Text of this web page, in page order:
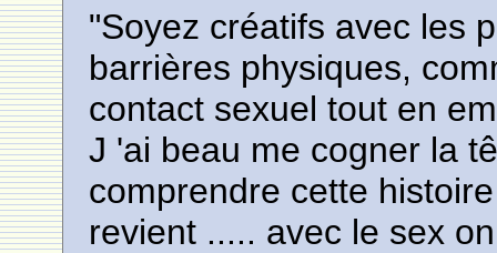
"Soyez créatifs avec les
barrières physiques,
contact sexuel tout en
J 'ai beau me cogner la
comprendre cette
revient ..... avec le sex